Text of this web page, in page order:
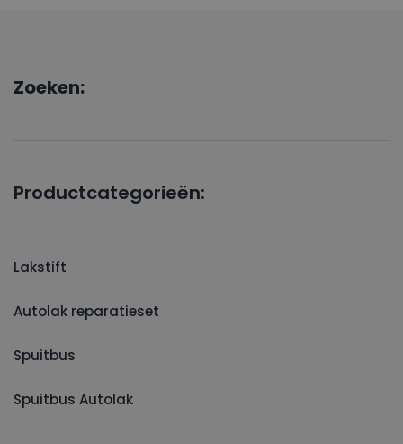
Zoeken:
Productcategorieën:
Lakstift
Autolak reparatieset
Spuitbus
Spuitbus Autolak